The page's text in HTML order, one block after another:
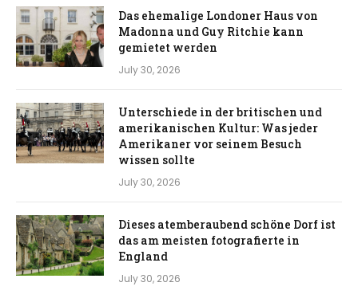
Das ehemalige Londoner Haus von
Madonna und Guy Ritchie kann
gemietet werden
July 30, 2026
Unterschiede in der britischen und
amerikanischen Kultur: Was jeder
Amerikaner vor seinem Besuch
wissen sollte
July 30, 2026
Dieses atemberaubend schöne Dorf ist
das am meisten fotografierte in
England
July 30, 2026